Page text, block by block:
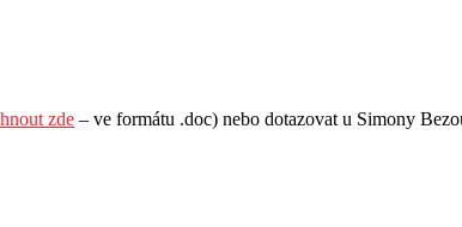
zde – ve formátu .doc) nebo dotazovat u Simony